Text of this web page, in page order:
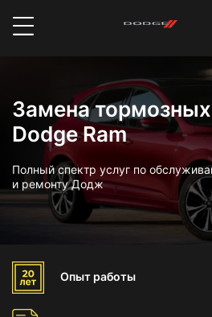
Замена
Dodge Ram
Полный спектр услуг по
и ремонту Додж
Опыт работы